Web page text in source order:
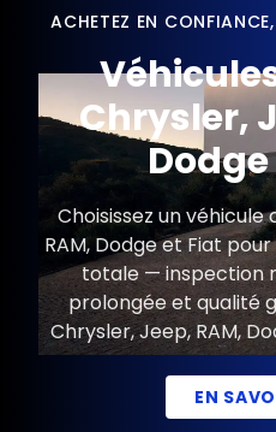
ACHETEZ EN
Chrysler,
Choisissez un
RAM, Dodge et Fiat
totale — inspection
prolongée et qualité
Chrysler, Jeep, RAM,
EN